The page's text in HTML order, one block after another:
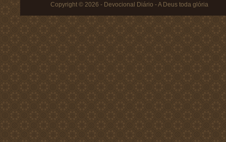
Copyright © 2026 - Devocional Diário - A Deus toda glória